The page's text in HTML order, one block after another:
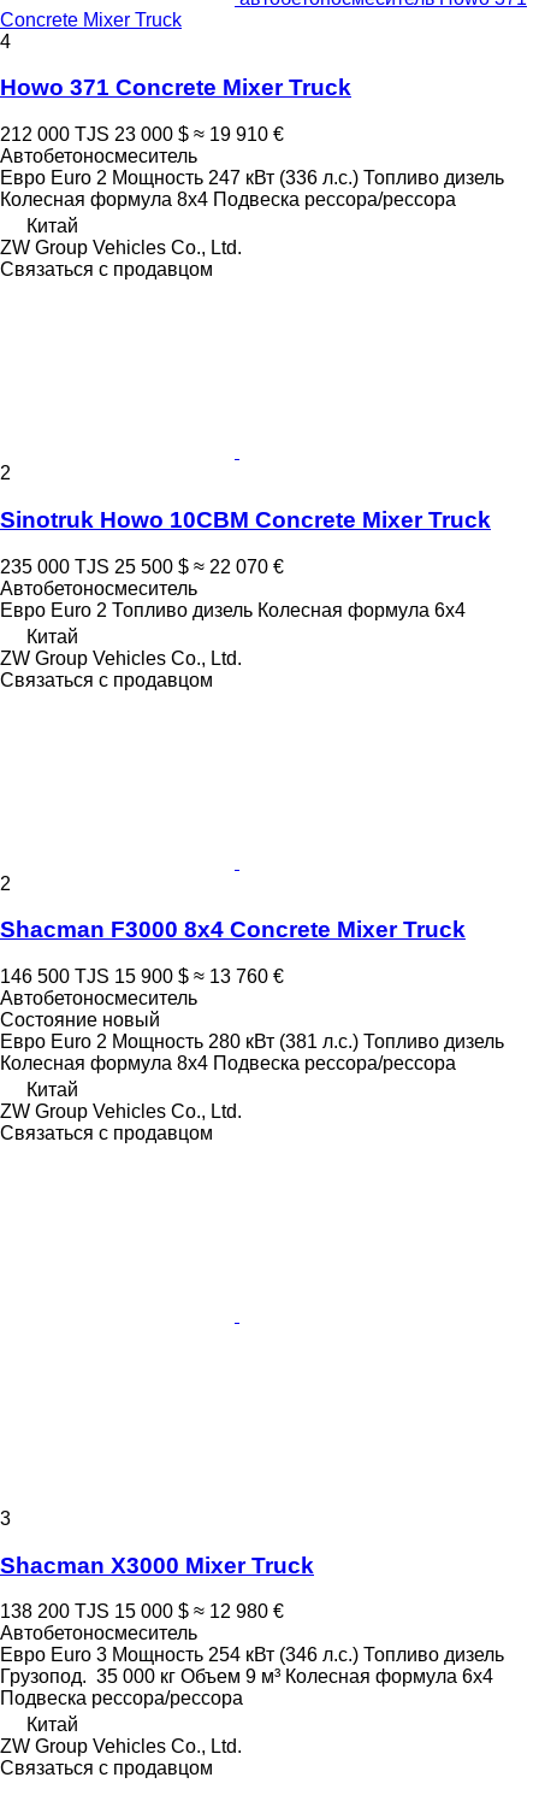
Concrete Mixer Truck
4
Howo 371 Concrete Mixer Truck
212 000 TJS 23 000 $ ≈ 19 910 €
Автобетоносмеситель
Евро Euro 2 Мощность 247 кВт (336 л.с.) Топливо дизель
Колесная формула 8x4 Подвеска рессора/рессора
Китай
ZW Group Vehicles Co., Ltd.
Связаться с продавцом
2
Sinotruk Howo 10CBM Concrete Mixer Truck
235 000 TJS 25 500 $ ≈ 22 070 €
Автобетоносмеситель
Евро Euro 2 Топливо дизель Колесная формула 6x4
Китай
ZW Group Vehicles Co., Ltd.
Связаться с продавцом
2
Shacman F3000 8x4 Concrete Mixer Truck
146 500 TJS 15 900 $ ≈ 13 760 €
Автобетоносмеситель
Состояние новый
Евро Euro 2 Мощность 280 кВт (381 л.с.) Топливо дизель
Колесная формула 8x4 Подвеска рессора/рессора
Китай
ZW Group Vehicles Co., Ltd.
Связаться с продавцом
3
Shacman X3000 Mixer Truck
138 200 TJS 15 000 $ ≈ 12 980 €
Автобетоносмеситель
Евро Euro 3 Мощность 254 кВт (346 л.с.) Топливо дизель
Грузопод. 35 000 кг Объем 9 м³ Колесная формула 6x4
Подвеска рессора/рессора
Китай
ZW Group Vehicles Co., Ltd.
Связаться с продавцом